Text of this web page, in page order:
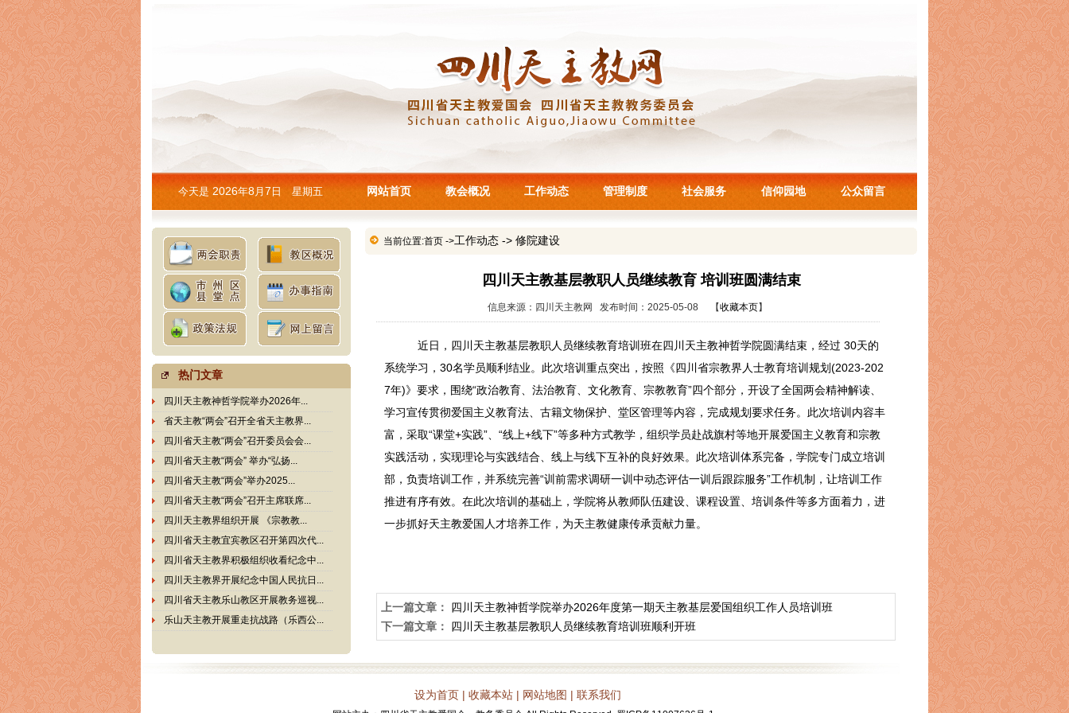
今天是 2026年8月 7日 星期五 网站首页 教会概况 工作动态 管理制度 社会服务 信仰园地 公众留言
热门文章
四川天主教神哲学院举办2026年...
省天主教“两会”召开全省天主教界...
四川省天主教“两会”召开委员会会...
四川省天主教“两会” 举办“弘扬...
四川省天主教“两会”举办2025...
四川省天主教“两会”召开主席联席...
四川天主教界组织开展 《宗教教...
四川省天主教宜宾教区召开第四次代...
四川省天主教界积极组织收看纪念中...
四川天主教界开展纪念中国人民抗日...
四川省天主教乐山教区开展教务巡视...
乐山天主教开展重走抗战路（乐西公...
当前位置:首页 ->工作动态 -> 修院建设
四川天主教基层教职人员继续教育 培训班圆满结束
信息来源：四川天主教网 发布时间：2025-05-08 【收藏本页】
近日，四川天主教基层教职人员继续教育培训班在四川天主教神哲学院圆满结束，经过 30天的
系统学习，30名学员顺利结业。此次培训 重点突出，按照 《四川省宗教界人士教育培训规划(2023-202
7年)》要求，围绕“政治教育、法治教育、文化教育、宗教教育”四个部分，开设了全国两会精神解读、
学习宣传贯彻爱国主义教育法、古籍文物保护、堂区管理等内容，完成规划要求任务。此次培训内容丰
富， 采取“课堂+实践”、“线上+线下”等多种方式教学，组织学员赴战旗村等地开展爱国主义教育和宗教
实践活动，实现理论与实践结合、线上与线下互补的良好效果。此次培训体系完备，学院专门成立培训
部，负责培训工作， 并系统完善“训前需求调研一训中动态评估一训后跟踪服务”工作机制， 让培训工作
推进有序有效。在此次培训的基础上，学院将从教师队伍建设、课程设置、培训条件等多方面着力，进
一步抓好天主教爱国人才培养工作，为天主教健康传承贡献力量。
上一篇文章：
四川天主教神哲学院举办2026年度第一期天主教基层爱国组织工作人员培训班
下一篇文章：
四川天主教基层教职人员继续教育培训班顺利开班
设为首页 | 收藏本站 | 网站地图 | 联系我们